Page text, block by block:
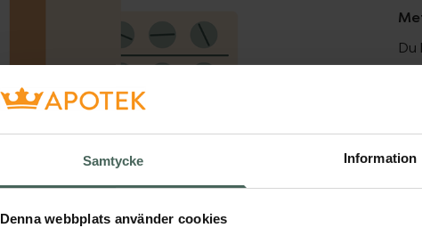
Samtycke Information
Denna webbplats använder cookies
Dölj